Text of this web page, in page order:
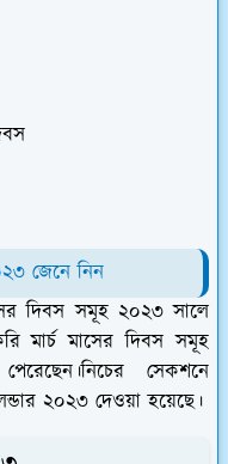
জেনে নিন
দিবস সমূহ ২০২৩ সালে
মার্চ মাসের দিবস সমূহ
সেকশনে
২০২৩ দেওয়া হয়েছে।